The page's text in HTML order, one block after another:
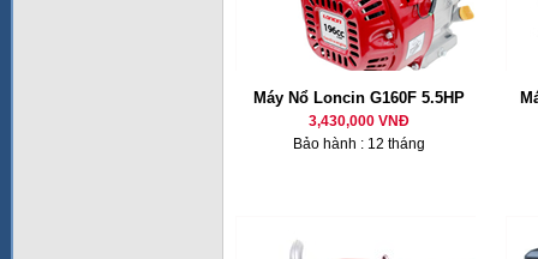
Máy Nổ Loncin G160F 5.5HP
3,430,000 VNĐ
Bảo hành : 12 tháng